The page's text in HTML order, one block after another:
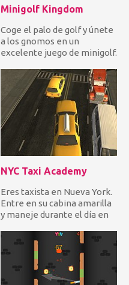
Minigolf Kingdom
Coge el palo de golf y únete
a los gnomos en un
excelente juego de minigolf.
NYC Taxi Academy
Eres taxista en Nueva York.
Entre en su cabina amarilla
y maneje durante el día en